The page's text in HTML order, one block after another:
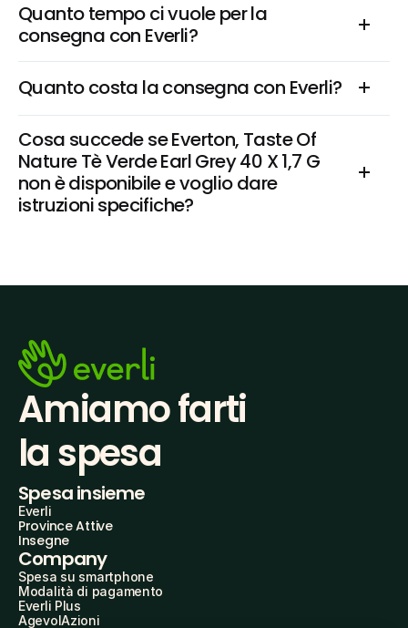
Quanto tempo ci vuole per la
consegna con Everli?
Quanto costa la consegna con Everli?
Cosa succede se Everton, Taste Of
Nature Tè Verde Earl Grey 40 X 1,7 G
non è disponibile e voglio dare
istruzioni specifiche?
Amiamo farti
la spesa
Spesa insieme
Everli
Province Attive
Insegne
Company
Spesa su smartphone
Modalità di pagamento
Everli Plus
AgevolAzioni